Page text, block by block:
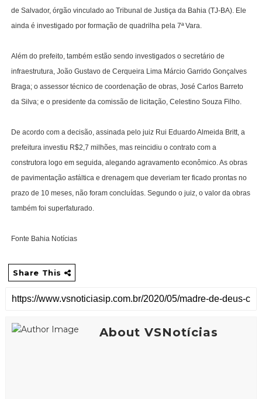
de Salvador, órgão vinculado ao Tribunal de Justiça da Bahia (TJ-BA). Ele
ainda é investigado por formação de quadrilha pela 7ª Vara.
Além do prefeito, também estão sendo investigados o secretário de
infraestrutura, João Gustavo de Cerqueira Lima Márcio Garrido Gonçalves
Braga; o assessor técnico de coordenação de obras, José Carlos Barreto
da Silva; e o presidente da comissão de licitação, Celestino Souza Filho.
De acordo com a decisão, assinada pelo juiz Rui Eduardo Almeida Britt, a
prefeitura investiu R$2,7 milhões, mas reincidiu o contrato com a
construtora logo em seguida, alegando agravamento econômico. As obras
de pavimentação asfáltica e drenagem que deveriam ter ficado prontas no
prazo de 10 meses, não foram concluídas. Segundo o juiz, o valor da obras
também foi superfaturado.
Fonte Bahia Notícias
Share This
About VSNotícias